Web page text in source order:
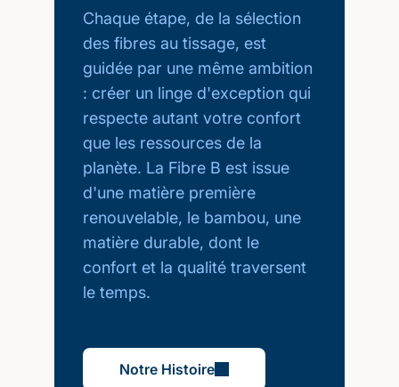
Chaque étape, de la sélection
des fibres au tissage, est
guidée par une même ambition
: créer un linge d'exception qui
respecte autant votre confort
que les ressources de la
planète. La Fibre B est issue
d'une matière première
renouvelable, le bambou, une
matière durable, dont le
confort et la qualité traversent
le temps.
Notre Histoire